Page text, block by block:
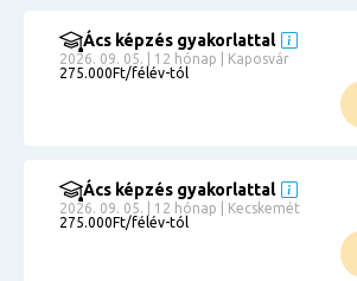
Ács képzés gyakorlattal
2026. 09. 05. | 12 hónap | Kaposvár
275.000Ft/félév-tól
Ács képzés gyakorlattal
2026. 09. 05. | 12 hónap | Kecskemét
275.000Ft/félév-tól